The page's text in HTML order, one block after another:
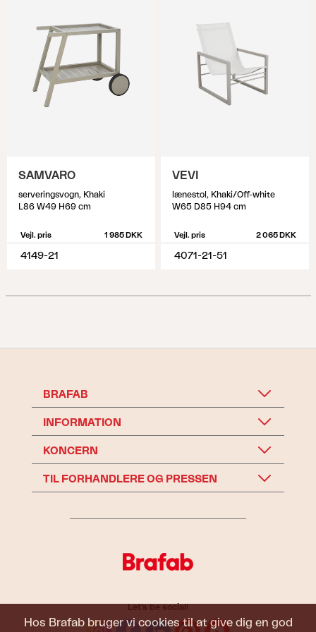
Hos Brafab bruger vi cookies til at give dig en god
SAMVARO
serveringsvogn, Khaki
L86 W49 H69 cm
Vejl. pris 1 985 DKK
4149-21
VEVI
lænestol, Khaki/Off-white
W65 D85 H94 cm
Vejl. pris 2 065 DKK
4071-21-51
BRAFAB
INFORMATION
KONCERN
TIL FORHANDLERE OG PRESSEN
Let's be social!